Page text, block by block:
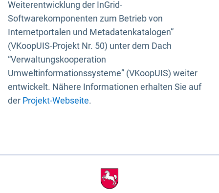
Weiterentwicklung der InGrid-
Softwarekomponenten zum Betrieb von
Internetportalen und Metadatenkatalogen”
(VKoopUIS-Projekt Nr. 50) unter dem Dach
“Verwaltungskooperation
Umweltinformationssysteme” (VKoopUIS) weiter
entwickelt. Nähere Informationen erhalten Sie auf
der Projekt-Webseite.